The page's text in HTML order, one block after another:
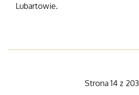
Lubartowie.
Strona 14 z 203